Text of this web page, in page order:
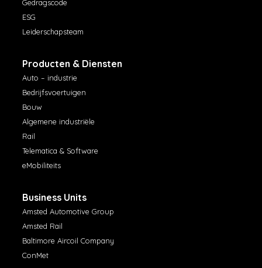
Gedragscode
ESG
Leiderschapsteam
Producten & Diensten
Auto – industrie
Bedrijfsvoertuigen
Bouw
Algemene industriële
Rail
Telematica & Software
eMobiliteits
Business Units
Amsted Automotive Group
Amsted Rail
Baltimore Aircoil Company
ConMet